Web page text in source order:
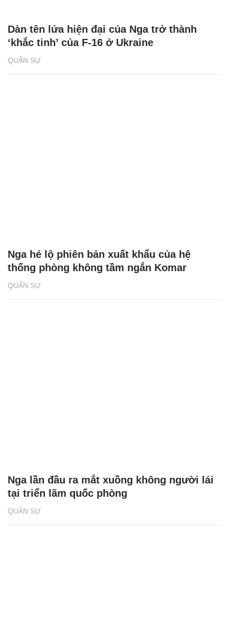
QUÂN SỰ
Dàn tên lửa hiện đại của Nga trở thành
‘khắc tinh’ của F-16 ở Ukraine
QUÂN SỰ
Nga hé lộ phiên bản xuất khẩu của hệ
thống phòng không tầm ngắn Komar
QUÂN SỰ
Nga lần đầu ra mắt xuồng không người lái
tại triển lãm quốc phòng